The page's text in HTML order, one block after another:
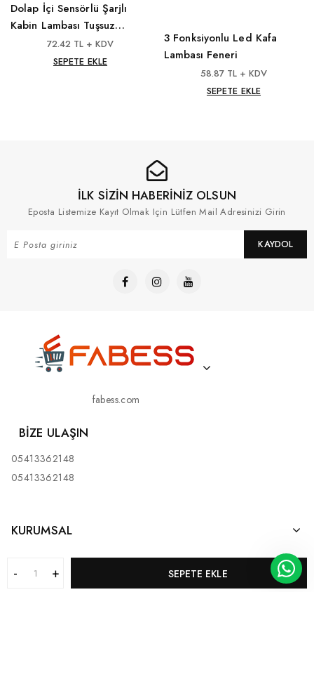
SEPETE EKLE
Dolap İçi Sensörlü Şarjlı
Kabin Lambası Tuşsuz
72.42 TL + KDV
SEPETE EKLE
3 Fonksiyonlu Led Kafa
Lambası Feneri
58.87 TL + KDV
SEPETE EKLE
İLK SİZİN HABERİNİZ OLSUN
Eposta Listemize Kayıt Olmak Için Lütfen Mail Adresinizi Girin
KAYDOL
fabess.com
BIZE ULAŞIN
05413362148
05413362148
KURUMSAL